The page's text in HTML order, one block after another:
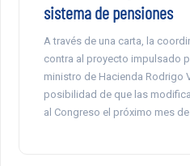
sistema de pensiones
A través de una carta, la
contra al proyecto impulsado
ministro de Hacienda Rodrigo
posibilidad de que las
al Congreso el próximo mes